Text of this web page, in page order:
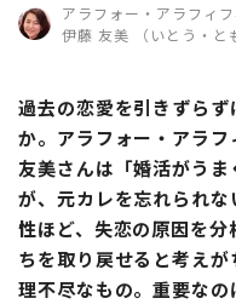
アラフォー・アラフィ
伊藤 友美 （いとう・と
過去の恋愛を引きずら
か。アラフォー・アラ
友美さんは「婚活がう
が、元カレを忘れられ
性ほど、失恋の原因を
ちを取り戻せると考え
理不尽なもの。重要な